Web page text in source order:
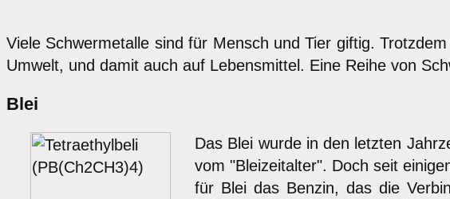
Viele Schwermetalle sind für Mensch und Tier giftig.
Umwelt, und damit auch auf Lebensmittel. Eine Reihe von
Blei
Das Blei wurde in den letzten
vom "Bleizeitalter". Doch seit
für Blei das Benzin, das die